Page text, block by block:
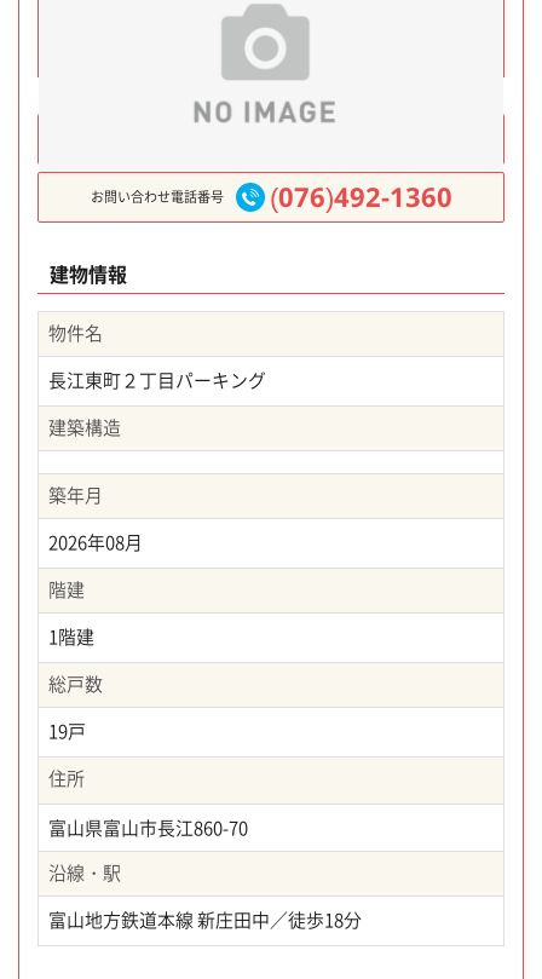
お問い合わせ電話番号 (076)492-1360
建物情報
物件名
長江東町２丁目パーキング
建築構造
築年月
2026年08月
階建
1階建
総戸数
19戸
住所
富山県富山市長江860-70
沿線・駅
富山地方鉄道本線 新庄田中／徒歩18分